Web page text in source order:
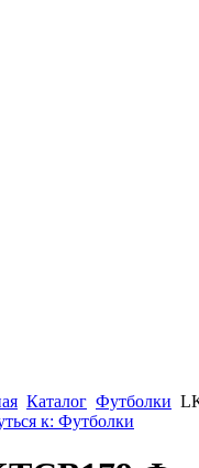
Каталог Футболки
к: Футболки